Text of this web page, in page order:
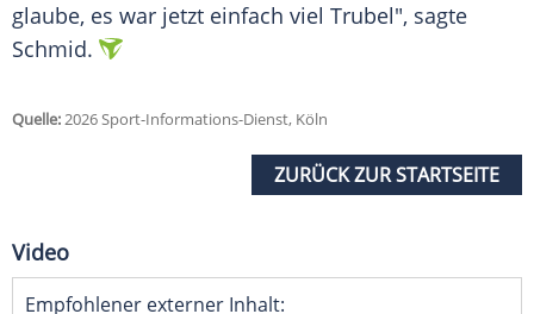
glaube, es war jetzt einfach viel Trubel", sagte
Schmid.
Quelle:2026 Sport-Informations-Dienst, Köln
ZURÜCK ZUR STARTSEITE
Video
Empfohlener externer Inhalt: